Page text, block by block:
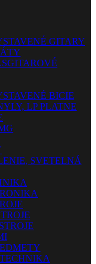
GITARY
BICIE
LP PLATNE
SVETELNÁ